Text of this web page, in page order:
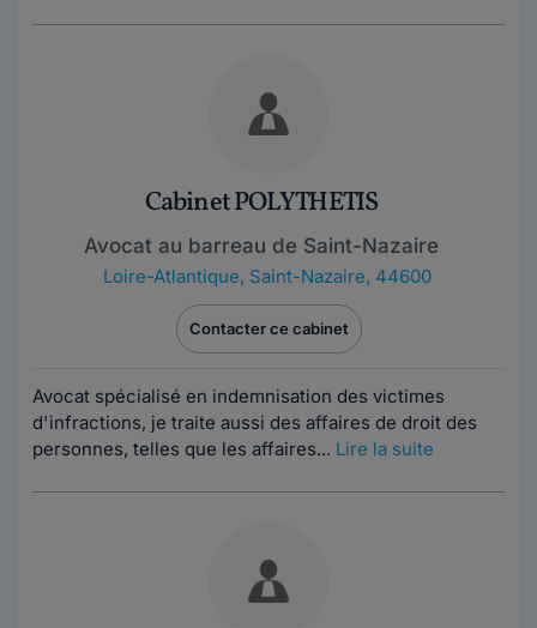
Cabinet POLYTHETIS
Avocat au barreau de Saint-Nazaire
Loire-Atlantique, Saint-Nazaire, 44600
Contacter ce cabinet
Avocat spécialisé en indemnisation des victimes
d'infractions, je traite aussi des affaires de droit des
personnes, telles que les affaires... Lire la suite